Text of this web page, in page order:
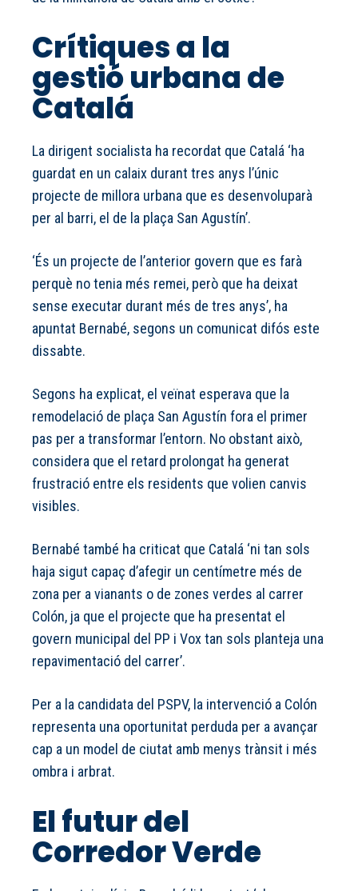
Crítiques a la
gestió urbana de
Catalá
La dirigent socialista ha recordat que Catalá ‘ha
guardat en un calaix durant tres anys l’únic
projecte de millora urbana que es desenvoluparà
per al barri, el de la plaça San Agustín’.
‘És un projecte de l’anterior govern que es farà
perquè no tenia més remei, però que ha deixat
sense executar durant més de tres anys’, ha
apuntat Bernabé, segons un comunicat difós este
dissabte.
Segons ha explicat, el veïnat esperava que la
remodelació de plaça San Agustín fora el primer
pas per a transformar l’entorn. No obstant això,
considera que el retard prolongat ha generat
frustració entre els residents que volien canvis
visibles.
Bernabé també ha criticat que Catalá ‘ni tan sols
haja sigut capaç d’afegir un centímetre més de
zona per a vianants o de zones verdes al carrer
Colón, ja que el projecte que ha presentat el
govern municipal del PP i Vox tan sols planteja una
repavimentació del carrer’.
Per a la candidata del PSPV, la intervenció a Colón
representa una oportunitat perduda per a avançar
cap a un model de ciutat amb menys trànsit i més
ombra i arbrat.
El futur del
Corredor Verde